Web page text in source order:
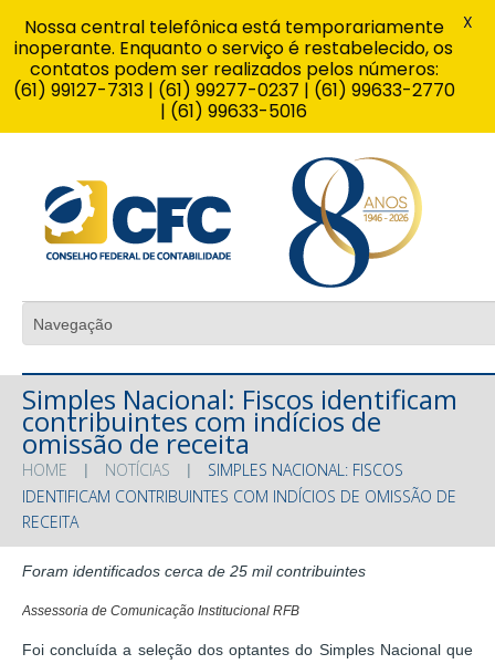
Simples Nacional: Fiscos identificam
contribuintes com indícios de
omissão de receita
HOME NOTÍCIAS
SIMPLES NACIONAL: FISCOS
IDENTIFICAM CONTRIBUINTES COM INDÍCIOS DE OMISSÃO DE
RECEITA
Foram identificados cerca de 25 mil contribuintes
Assessoria de Comunicação Institucional RFB
Foi concluída a seleção dos optantes do Simples Nacional que
Nossa central telefônica está temporariamente
inoperante. Enquanto o serviço é restabelecido, os
contatos podem ser realizados pelos números:
(61) 99127-7313 | (61) 99277-0237 | (61) 99633-2770
| (61) 99633-5016
X